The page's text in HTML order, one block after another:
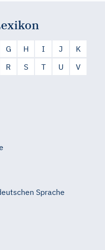
G H I J
K
R S T U
V
Sprache